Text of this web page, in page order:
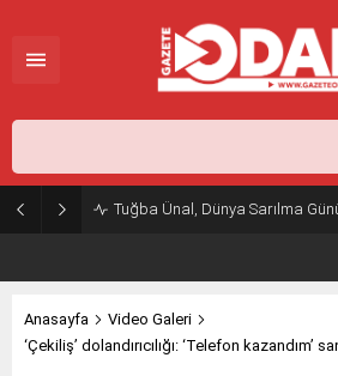
Anasayfa
Video Galeri
‘Çekiliş’ dolandırıcılığı: ‘Telefon kazandım’